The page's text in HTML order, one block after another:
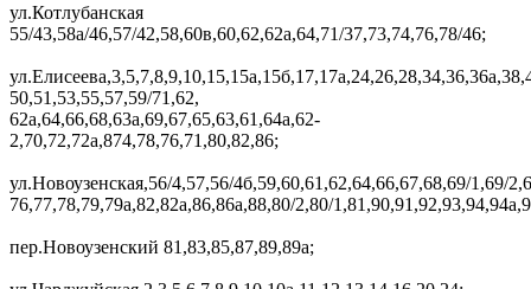
ул.Котлубанская
55/43,58а/46,57/42,58,60в,60,62,62а,64,71/37,73,74,76,78/46;
50,51,53,55,57,59/71,62,
62а,64,66,68,63а,69,67,65,63,61,64а,62-
2,70,72,72а,874,78,76,71,80,82,86;
ул.Новоузенская,56/4,57,56/4б,59,60,61,62,64,66,67,68,69/1,69/
76,77,78,79,79а,82,82а,86,86а,88,80/2,80/
пер.Новоузенский 81,83,85,87,89,89а;